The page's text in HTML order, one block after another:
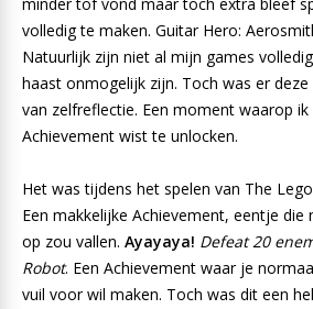
minder tof vond maar toch extra bleef
volledig te maken. Guitar Hero:
Natuurlijk zijn niet al mijn games
haast onmogelijk zijn. Toch was er
van zelfreflectie. Een moment waarop
Achievement wist te unlocken.
Het was tijdens het spelen van The
Een makkelijke Achievement, eentje
op zou vallen. Ayayaya! Defeat 20
Robot. Een Achievement waar je
vuil voor wil maken. Toch was dit een